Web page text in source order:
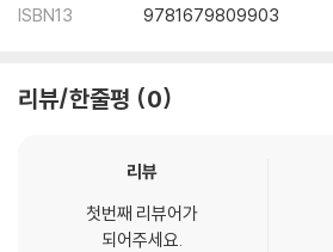
ISBN13
9781679809903
리뷰/한줄평 0
리뷰
첫번째 리뷰어가
되어주세요.